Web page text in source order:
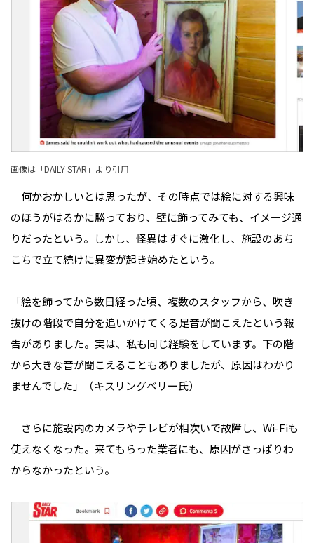
画像は「DAILY STAR 」より引用
何かおかしいとは思ったが、その時点では絵に対する興味
のほうがはるかに勝っており、壁に飾ってみても、イメージ通
りだったという。しかし、怪異はすぐに激化し、施設のあち
こちで立て続けに異変が起き始めたという。
「絵を飾ってから数日経った頃、複数のスタッフから、吹き
抜けの階段で自分を追いかけてくる足音が聞こえたという報
告がありました。実は、私も同じ経験をしています。下の階
から大きな音が聞こえることもありましたが、原因はわかり
ませんでした」（キスリングベリー氏）
さらに施設内のカメラやテレビが相次いで故障し、Wi-Fiも
使えなくなった。来てもらった業者にも、原因がさっぱりわ
からなかったという。